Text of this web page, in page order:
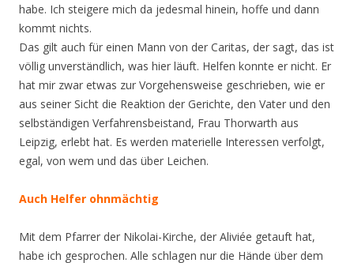
habe. Ich steigere mich da jedesmal hinein, hoffe und dann
kommt nichts.
Das gilt auch für einen Mann von der Caritas, der sagt, das ist
völlig unverständlich, was hier läuft. Helfen konnte er nicht. Er
hat mir zwar etwas zur Vorgehensweise geschrieben, wie er
aus seiner Sicht die Reaktion der Gerichte, den Vater und den
selbständigen Verfahrensbeistand, Frau Thorwarth aus
Leipzig, erlebt hat. Es werden materielle Interessen verfolgt,
egal, von wem und das über Leichen.
Auch Helfer ohnmächtig
Mit dem Pfarrer der Nikolai-Kirche, der Aliviée getauft hat,
habe ich gesprochen. Alle schlagen nur die Hände über dem